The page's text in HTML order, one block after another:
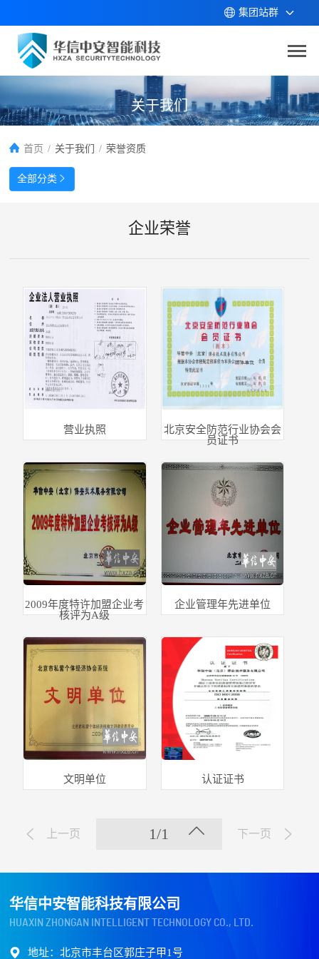
集团站群
关于我们
首页 / 关于我们 / 荣誉资质
全部分类 
企业荣誉
营业执照
北京安全防范行业协会会
员证书
2009年度特许加盟企业考
核评为A级
企业管理年先进单位
文明单位 认证证书
上一页 1/1 下一页
华信中安智能科技有限公司
HUAXIN ZHONGAN INTELLIGENT TECHNOLOGY CO., LTD.
地址：北京市丰台区郭庄子甲1号